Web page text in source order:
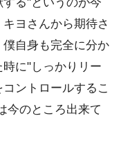
ヨさんから期待さ
自身も完全に分か
に"しっかりリー
ントロールするこ
今のところ出来て